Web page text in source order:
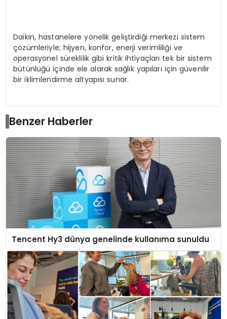
Daikin, hastanelere yönelik geliştirdiği merkezi sistem
çözümleriyle; hijyen, konfor, enerji verimliliği ve
operasyonel süreklilik gibi kritik ihtiyaçları tek bir sistem
bütünlüğü içinde ele alarak sağlık yapıları için güvenilir
bir iklimlendirme altyapısı sunar.
Benzer Haberler
Tencent Hy3 dünya genelinde kullanıma sunuldu